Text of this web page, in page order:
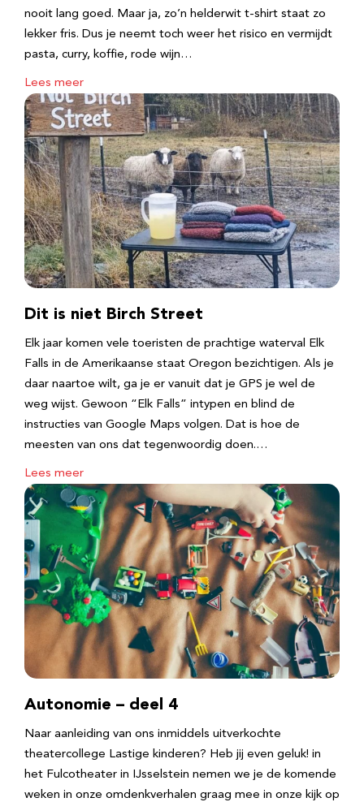
nooit lang goed. Maar ja, zo’n helderwit t-shirt staat zo
lekker fris. Dus je neemt toch weer het risico en vermijdt
pasta, curry, koffie, rode wijn…
Lees meer
Dit is niet Birch Street
Elk jaar komen vele toeristen de prachtige waterval Elk
Falls in de Amerikaanse staat Oregon bezichtigen. Als je
daar naartoe wilt, ga je er vanuit dat je GPS je wel de
weg wijst. Gewoon “Elk Falls” intypen en blind de
instructies van Google Maps volgen. Dat is hoe de
meesten van ons dat tegenwoordig doen.…
Lees meer
Autonomie – deel 4
Naar aanleiding van ons inmiddels uitverkochte
theatercollege Lastige kinderen? Heb jij even geluk! in
het Fulcotheater in IJsselstein nemen we je de komende
weken in onze omdenkverhalen graag mee in onze kijk op